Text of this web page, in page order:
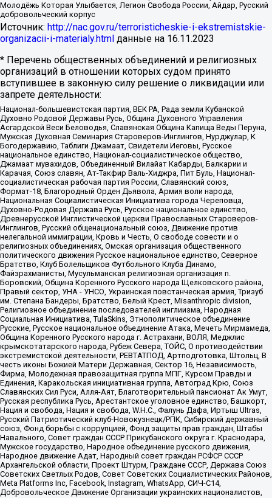
Молодёжь Которая Улыбается, Легион Свобода России, Айдар, Русский
добровольческий корпус
Источник: http://nac.gov.ru/terroristicheskie-i-ekstremistskie-
organizacii-i-materialy.html данные на 16.11.2023
* Перечень общественных объединений и религиозных
организаций в отношении которых судом принято
вступившее в законную силу решение о ликвидации или
запрете деятельности:
Национал-большевистская партия, ВЕК РА, Рада земли Кубанской
Духовно Родовой Державы Русь, Община Духовного Управления
Асгардской Веси Беловодья, Славянская Община Капища Веды Перуна,
Мужская Духовная Семинария Староверов-Инглингов, Нурджулар, К
Богодержавию, Таблиги Джамаат, Свидетели Иеговы, Русское
национальное единство, Национал-социалистическое общество,
Джамаат мувахидов, Объединенный Вилайат Кабарды, Балкарии и
Карачая, Союз славян, Ат-Такфир Валь-Хиджра, Пит Буль, Национал-
социалистическая рабочая партия России, Славянский союз,
Формат-18, Благородный Орден Дьявола, Армия воли народа,
Национальная Социалистическая Инициатива города Череповца,
Духовно-Родовая Держава Русь, Русское национальное единство,
Древнерусской Инглистической церкви Православных Староверов-
Инглингов, Русский общенациональный союз, Движение против
нелегальной иммиграции, Кровь и Честь, О свободе совести и о
религиозных объединениях, Омская организация общественного
политического движения Русское национальное единство, Северное
Братство, Клуб Болельщиков Футбольного Клуба Динамо,
Файзрахманисты, Мусульманская религиозная организация п.
Боровский, Община Коренного Русского народа Щелковского района,
Правый сектор, УНА - УНСО, Украинская повстанческая армия, Тризуб
им. Степана Бандеры, Братство, Белый Крест, Misanthropic division,
Религиозное объединение последователей инглиизма, Народная
Социальная Инициатива, TulaSkins, Этнополитическое объединение
Русские, Русское национальное объединение Атака, Мечеть Мирмамеда,
Община Коренного Русского народа г. Астрахани, ВОЛЯ, Меджлис
крымскотатарского народа, Рубеж Севера, ТОЙС, О противодействии
экстремистской деятельности, РЕВТАТПОД, Артподготовка, Штольц, В
честь иконы Божией Матери Державная, Сектор 16, Независимость,
Фирма, Молодежная правозащитная группа МПГ, Курсом Правды и
Единения, Каракольская инициативная группа, Автоград Крю, Союз
Славянских Сил Руси, Алля-Аят, Благотворительный пансионат Ак Умут,
Русская республика Русь, Арестантское уголовное единство, Башкорт,
Нация и свобода, Нация и свобода, W.H.С., Фалунь Дафа, Иртыш Ultras,
Русский Патриотический клуб-Новокузнецк/РПК, Сибирский державный
союз, Фонд борьбы с коррупцией, Фонд защиты прав граждан, Штабы
Навального, Совет граждан СССР Прикубанского округа г. Краснодара,
Мужское государство, Народное объединение русского движения,
Народное движение Адат, Народный совет граждан РСФСР СССР
Архангельской области, Проект Штурм, Граждане СССР, Держава Союз
Советских Светлых Родов, Совет Советских Социалистических Районов,
Meta Platforms Inc, Facebook, Instagram, WhatsApp, СИЧ-С14,
Добровольческое Движение Организации украинских националистов,